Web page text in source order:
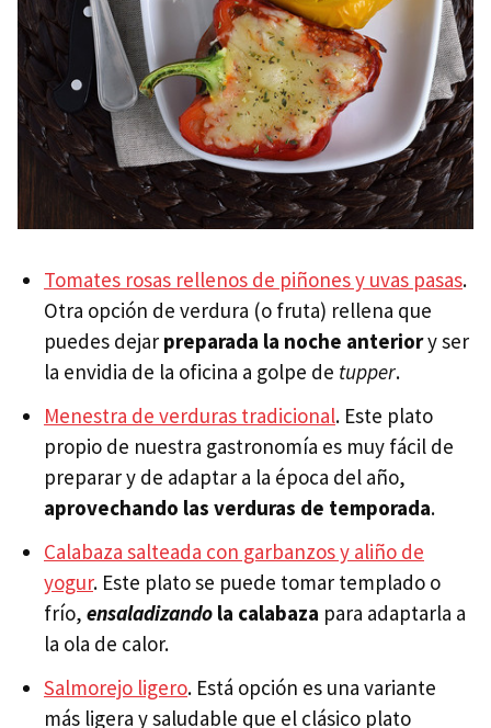
Tomates rosas rellenos de piñones y uvas pasas.
Otra opción de verdura (o fruta) rellena que
puedes dejar preparada la noche anteriory ser
la envidia de la oficina a golpe de tupper.
Menestra de verduras tradicional. Este plato
propio de nuestra gastronomía es muy fácil de
preparar y de adaptar a la época del año,
aprovechando las verduras de temporada.
Calabaza salteada con garbanzos y aliño de
yogur. Este plato se puede tomar templado o
frío, ensaladizando la calabaza para adaptarla a
la ola de calor.
Salmorejo ligero. Está opción es una variante
más ligera y saludable que el clásico plato